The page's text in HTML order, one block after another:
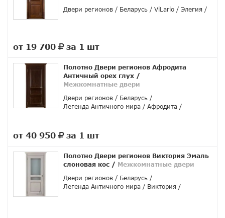
Двери регионов
Беларусь ViLario Элегия
от 19 700
за 1 шт
Полотно Двери регионов Афродита
Античный орех глух /
Межкомнатные двери
Двери регионов
Беларусь
Легенда Античного мира
Афродита
от 40 950
за 1 шт
Полотно Двери регионов Виктория Эмаль
слоновая кос / Межкомнатные двери
Двери регионов
Беларусь
Легенда Античного мира
Виктория